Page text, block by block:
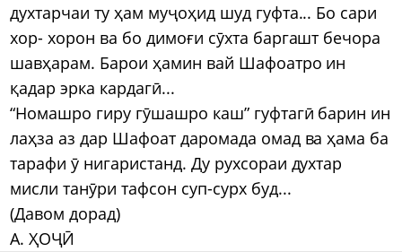
духтарчаи ту ҳам муҷоҳид шуд гуфта... Бо сари
хор- хорон ва бо димоғи сӯхта баргашт бечора
шавҳарам. Барои ҳамин вай Шафоатро ин
қадар эрка кардагӣ...
“Номашро гиру гӯшашро каш” гуфтагӣ барин ин
лаҳза аз дар Шафоат даромада омад ва ҳама ба
тарафи ӯ нигаристанд. Ду рухсораи духтар
мисли танӯри тафсон суп-сурх буд...
(Давом дорад)
А. ҲОҶӢ